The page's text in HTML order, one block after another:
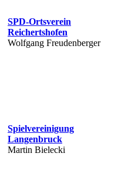
SPD-Ortsverein
Reichertshofen
Wolfgang Freudenberger
Spielvereinigung
Langenbruck
Martin Bielecki